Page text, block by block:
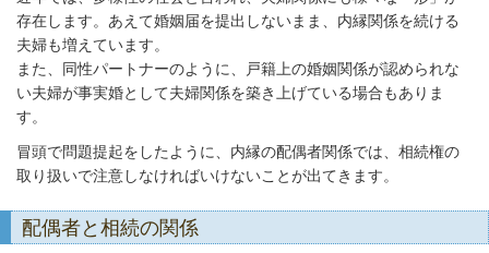
存在します。あえて婚姻届を提出しないまま、内縁関係を続ける
夫婦も増えています。
また、同性パートナーのように、戸籍上の婚姻関係が認められな
い夫婦が事実婚として夫婦関係を築き上げている場合もありま
す。
冒頭で問題提起をしたように、内縁の配偶者関係では、相続権の
取り扱いで注意しなければいけないことが出てきます。
配偶者と相続の関係